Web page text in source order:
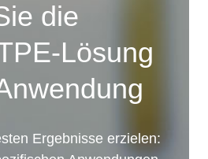
die
Lösung
Ergebnisse erzielen: